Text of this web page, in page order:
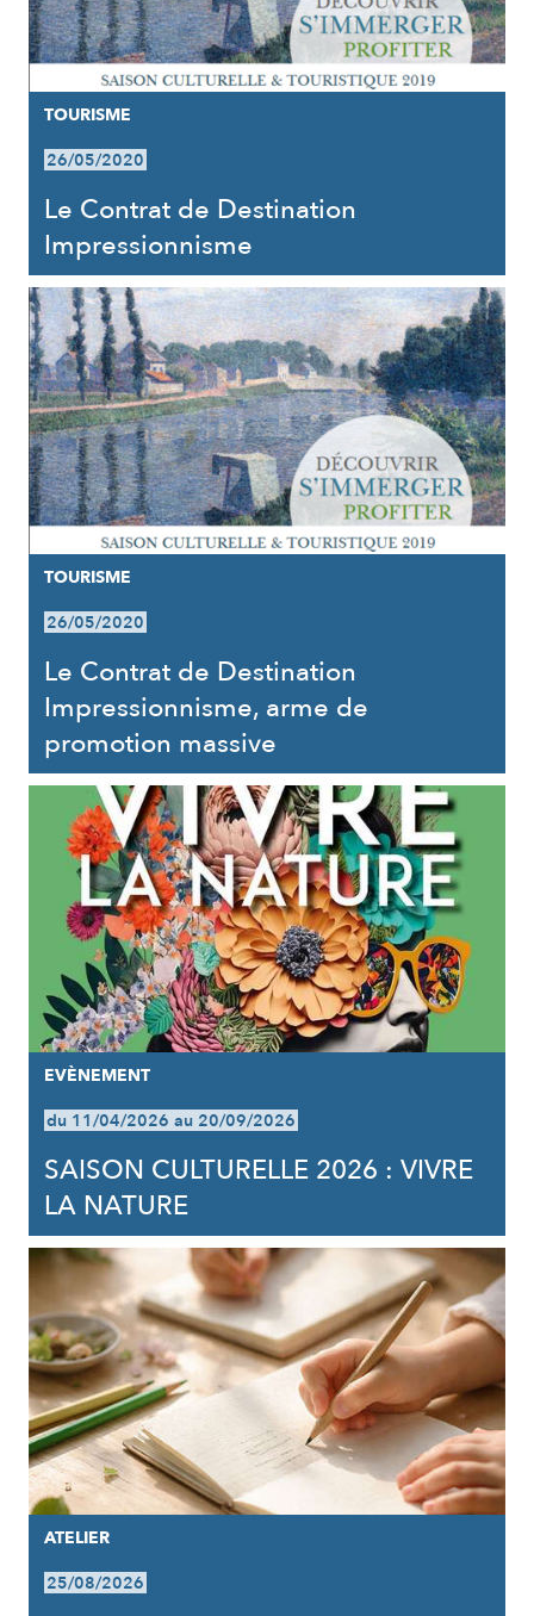
TOURISME
26/05/2020
Le Contrat de Destination
Impressionnisme
TOURISME
26/05/2020
Le Contrat de Destination
Impressionnisme, arme de
promotion massive
EVÈNEMENT
du 11/04/2026 au 20/09/2026
SAISON CULTURELLE 2026 : VIVRE
LA NATURE
ATELIER
25/08/2026